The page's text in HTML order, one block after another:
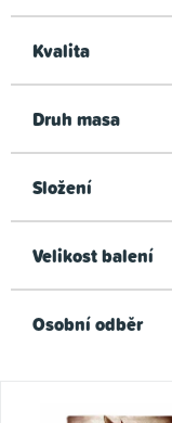
Kvalita
Druh masa
Složení
Velikost balení
Osobní odběr